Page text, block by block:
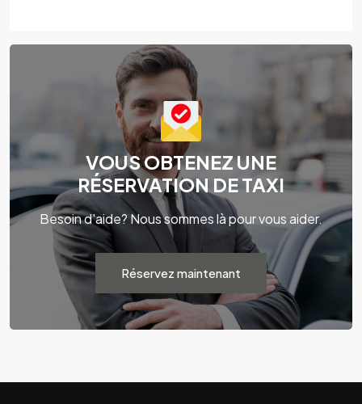
VOUS OBTENEZ UNE
RÉSERVATION DE TAXI
Besoin d'aide? Nous sommes là pour vous aider.
Réservez maintenant